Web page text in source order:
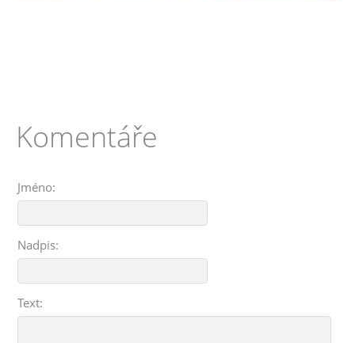
Komentáře
Jméno:
Nadpis:
Text: